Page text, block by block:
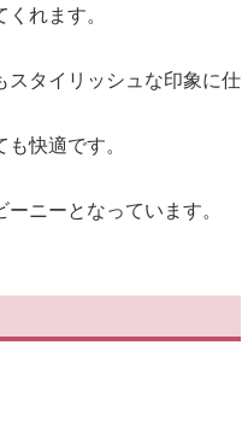
れます。
タイリッシュな印象に仕
快適です。
ニーとなっています。